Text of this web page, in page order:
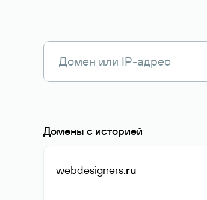
Домены с историей
webdesigners.ru